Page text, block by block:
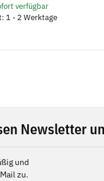
verfügbar
1 - 2 Werktage
Newsletter
und
zu.